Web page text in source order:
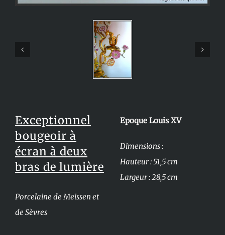
Exceptionnel
bougeoir à
écran à deux
bras de lumière
Porcelaine de Meissen et
de Sèvres
Epoque Louis XV
Dimensions :
Hauteur : 51,5 cm
Largeur : 28,5 cm